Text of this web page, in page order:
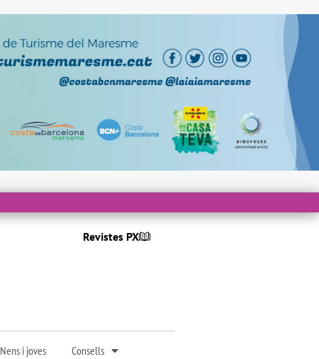
Revistes PX
Nens i joves Consells